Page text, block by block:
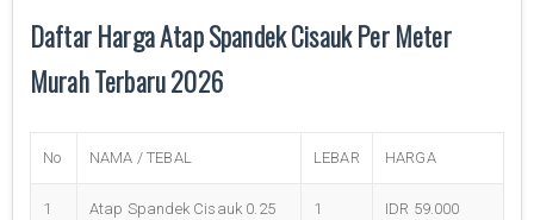
Daftar Harga Atap Spandek Cisauk Per Meter
Murah Terbaru 2026
No NAMA / TEBAL LEBAR HARGA
1
Atap Spandek Cisauk 0.25
1
IDR 59.000